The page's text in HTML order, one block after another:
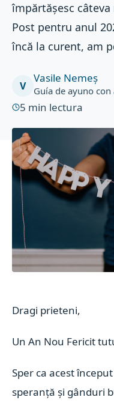
împărtășesc
Post pentru anul
încă la curent, am
V
Vasile Nemeș
Guía de ayuno con
5 min lectura
Dragi prieteni,
Un An Nou Fericit
Sper ca acest
speranță și gânduri